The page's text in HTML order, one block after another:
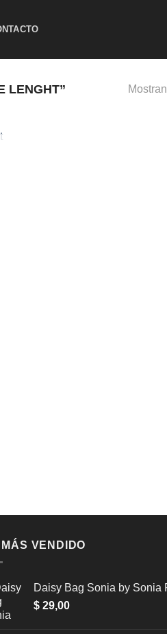
LENGHT”
MÁS VENDIDO
Daisy Bag Sonia by Sonia
$ 29,00